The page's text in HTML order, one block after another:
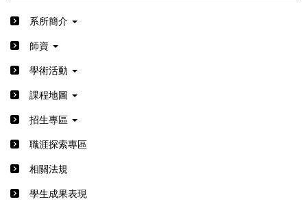
系所簡介
師資
學術活動
課程地圖
招生專區
職涯探索專區
相關法規
學生成果表現